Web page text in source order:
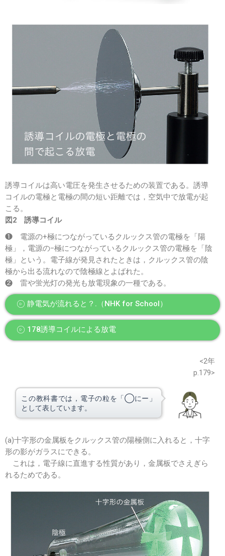
誘導コイルは高い電圧を発生させるための装置である。誘導
コイルの電極と電極の間の短い距離では，空気中で放電が起
こる。
図2 誘導コイル
❶ 電源の+極につながっているクルックス管の電極を「陽
極」，電源の−極につながっているクルックス管の電極を「陰
極」という。電子線が発見されたときは，クルックス管の陰
極から出る流れなので陰極線とよばれた。
❷ 雷や蛍光灯の発光も放電現象の一種である。
静電気が流れると？.（NHK for School）
178誘導コイルによる放電
<2年
p.179>
この教科書では，電子の粒を「◯にー」
として表しています。
(a)十字形の金属板をクルックス管の陽極側に入れると，十字
形の影がガラスにできる。
これは，電子線に直進する性質があり，金属板でさえぎら
れるためである。